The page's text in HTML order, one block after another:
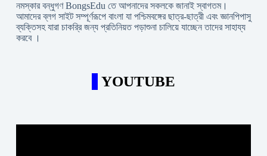
নমস্কার বন্ধুগণ BongsEdu তে আপনাদের সকলকে জানাই স্বাগতম।
আমাদের ব্লগ সাইট সম্পূর্ণরূপে বাংলা যা পশ্চিমবঙ্গের ছাত্র-ছাত্রী এবং জ্ঞানপিপাসু
ব্যক্তিসহ যারা চাকরি্র জন্য প্রতিনিয়ত পড়াশুনা চালিয়ে যাচ্ছেন তাদের সাহায্য
করবে ।
YOUTUBE